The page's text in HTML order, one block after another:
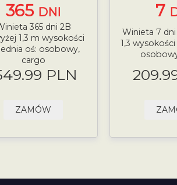
365 DNI
365 dni 2B
1,3 m wysokości
oś: osobowy,
cargo
PLN
ZAMÓW
7
Winieta 7
1,3